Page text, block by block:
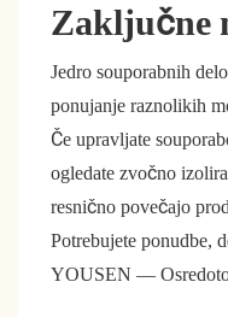
Zaključne
Jedro souporabnih
ponujanje raznolikih
Če upravljate
ogledate zvočno
resnično povečajo
Potrebujete ponudbe,
YOUSEN —